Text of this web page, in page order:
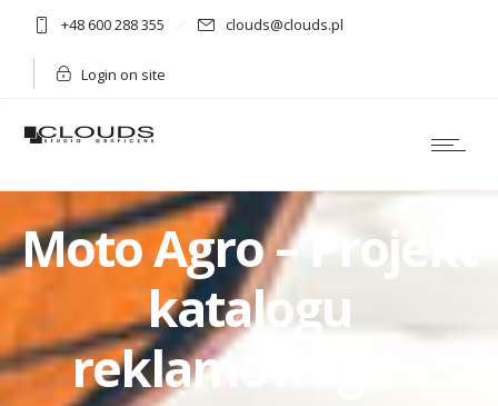
+48 600 288 355 clouds@clouds.pl
Login on site
Moto Agro – Projekt
katalogu
reklamowego –